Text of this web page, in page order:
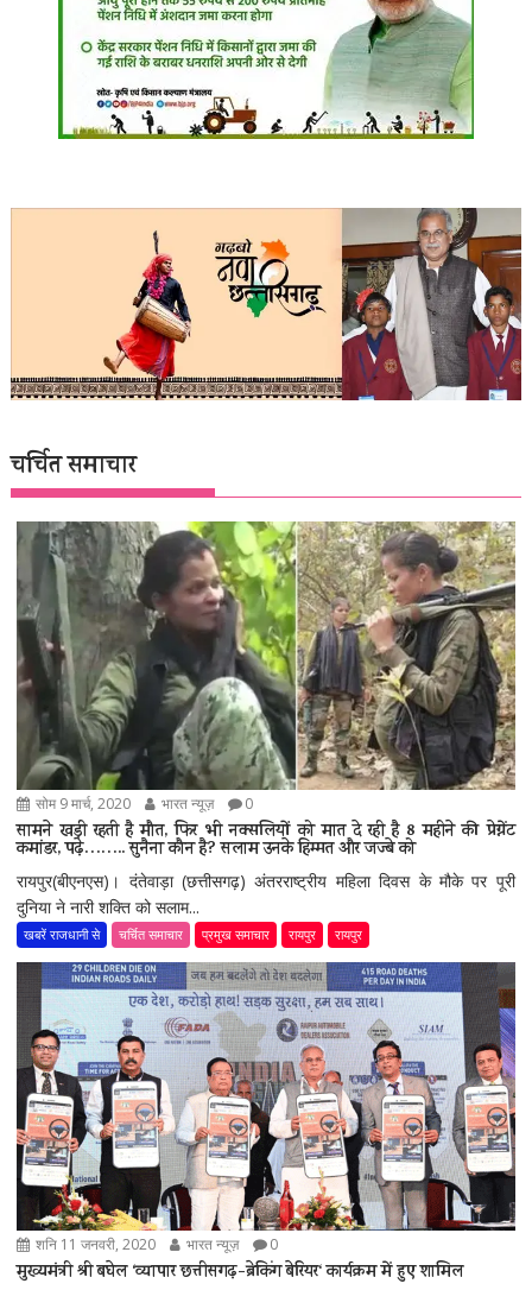
चर्चित समाचार
सोम 9 मार्च, 2020 भारत न्यूज़ 0
सामने खड़ी रहती है मौत, फिर भी नक्सलियों को मात दे रही है 8 महीने की प्रेग्नेंट
कमांडर, पढ़े…….. सुनैना कौन है? सलाम उनके हिम्मत और जज्बे को
रायपुर(बीएनएस)। दंतेवाड़ा (छत्तीसगढ़) अंतरराष्ट्रीय महिला दिवस के मौके पर पूरी
दुनिया ने नारी शक्ति को सलाम...
खबरें राजधानी से चर्चित समाचार प्रमुख समाचार रायपुर रायपुर
शनि 11 जनवरी, 2020 भारत न्यूज़ 0
मुख्यमंत्री श्री बघेल ‘व्यापार छत्तीसगढ़-ब्रेकिंग बेरियर‘ कार्यक्रम में हुए शामिल